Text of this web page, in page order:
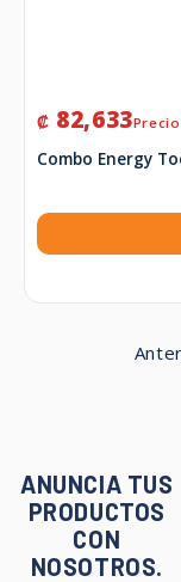
₡ 82,633
Combo Energy
ANUNCIA TUS
PRODUCTOS
CON
NOSOTROS.